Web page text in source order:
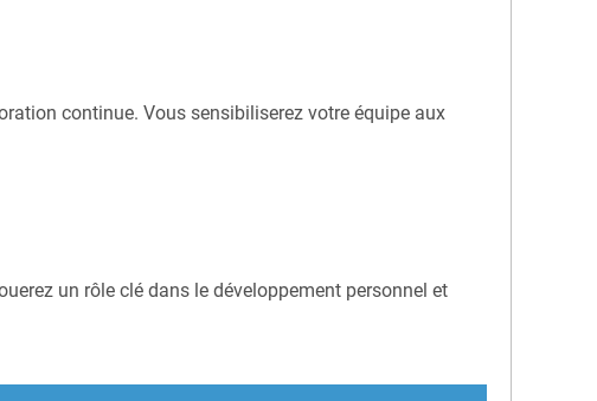
continue. Vous sensibiliserez votre équipe aux
un rôle clé dans le développement personnel et